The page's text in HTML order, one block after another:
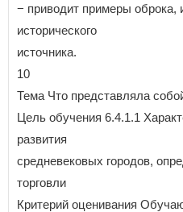
− приводит примеры оброка,
исторического
источника.
10
Тема Что представляла
Цель обучения 6.4.1.1
развития
средневековых городов,
торговли
Критерий оценивания